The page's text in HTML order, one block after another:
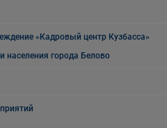
«Кадровый центр Кузбасса»
населения города Белово